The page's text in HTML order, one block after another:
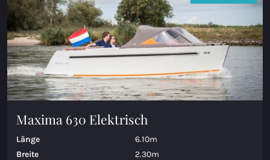
Maxima 630 Elektrisch
Länge
6.10m
Breite
2.30m